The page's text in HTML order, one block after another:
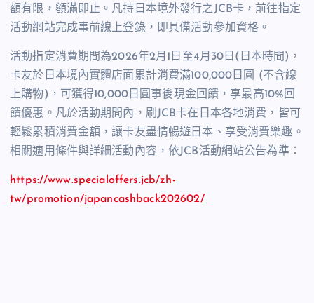
額有限，額滿即止。凡持日本境外發行之JCB卡，前往指定
活動網站完成事前線上登錄，即具備活動參加資格。
活動指定消費期間為2026年2月1日至4月30日(日本時間)，
卡友於日本境內實體店面累計消費滿100,000日圓 (不含線
上購物)，可獲得10,000日圓事後現金回饋，享最高10%回
饋優惠。凡於活動期間內，刷JCB卡在日本各地消費，皆可
輕鬆累積消費金額，讓卡友盡情暢遊日本、享受消費樂趣。
相關適用條件與詳細活動內容，依JCB活動網站公告為準：
https://www.specialoffers.jcb/zh-
tw/promotion/japancashback202602/